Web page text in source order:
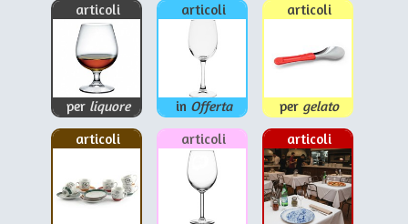
articoli
per liquore
articoli
in Offerta
articoli
per gelato
articoli
articoli articoli